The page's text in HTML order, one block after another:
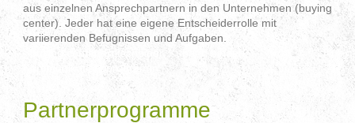
aus einzelnen Ansprechpartnern in den Unternehmen (buying
center). Jeder hat eine eigene Entscheiderrolle mit
variierenden Befugnissen und Aufgaben.
- buying center, Entscheider, Kunden binden,
Kommunikationsprogramm -
Partnerprogramme